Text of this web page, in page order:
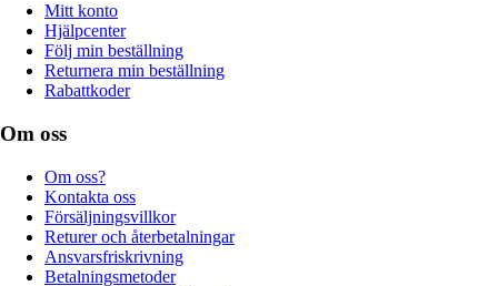
Mitt konto
Hjälpcenter
Följ min beställning
Returnera min beställning
Rabattkoder
Om oss
Om oss?
Kontakta oss
Försäljningsvillkor
Returer och återbetalningar
Ansvarsfriskrivning
Betalningsmetoder